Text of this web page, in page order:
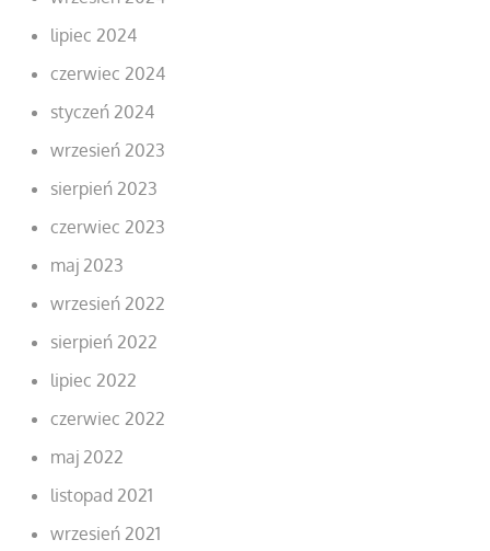
lipiec 2024
czerwiec 2024
styczeń 2024
wrzesień 2023
sierpień 2023
czerwiec 2023
maj 2023
wrzesień 2022
sierpień 2022
lipiec 2022
czerwiec 2022
maj 2022
listopad 2021
wrzesień 2021